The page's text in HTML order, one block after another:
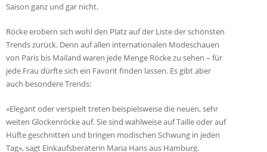
Saison ganz und gar nicht.
Röcke erobern sich wohl den Platz auf der Liste der schönsten
Trends zurück. Denn auf allen internationalen Modeschauen
von Paris bis Mailand waren jede Menge Röcke zu sehen – für
jede Frau dürfte sich ein Favorit finden lassen. Es gibt aber
auch besondere Trends:
«Elegant oder verspielt treten beispielsweise die neuen, sehr
weiten Glockenröcke auf. Sie sind wahlweise auf Taille oder auf
Hüfte geschnitten und bringen modischen Schwung in jeden
Tag», sagt Einkaufsberaterin Maria Hans aus Hamburg.